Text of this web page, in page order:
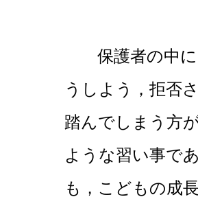
保護者の中に
うしよう，拒否
踏んでしまう方
ような習い事で
も，こどもの成